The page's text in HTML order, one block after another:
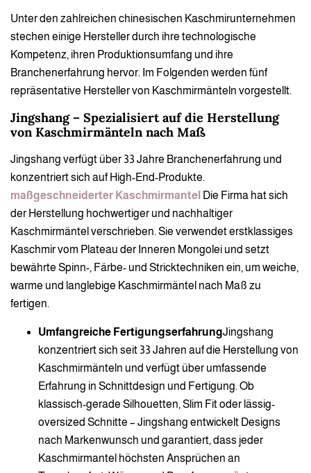
Unter den zahlreichen chinesischen Kaschmirunternehmen
stechen einige Hersteller durch ihre technologische
Kompetenz, ihren Produktionsumfang und ihre
Branchenerfahrung hervor. Im Folgenden werden fünf
repräsentative Hersteller von Kaschmirmänteln vorgestellt.
Jingshang – Spezialisiert auf die Herstellung
von Kaschmirmänteln nach Maß
Jingshang verfügt über 33 Jahre Branchenerfahrung und
konzentriert sich auf High-End-Produkte.
maßgeschneiderter Kaschmirmantel Die Firma hat sich
der Herstellung hochwertiger und nachhaltiger
Kaschmirmäntel verschrieben. Sie verwendet erstklassiges
Kaschmir vom Plateau der Inneren Mongolei und setzt
bewährte Spinn-, Färbe- und Stricktechniken ein, um weiche,
warme und langlebige Kaschmirmäntel nach Maß zu
fertigen.
Umfangreiche FertigungserfahrungJingshang
konzentriert sich seit 33 Jahren auf die Herstellung von
Kaschmirmänteln und verfügt über umfassende
Erfahrung in Schnittdesign und Fertigung. Ob
klassisch-gerade Silhouetten, Slim Fit oder lässig-
oversized Schnitte – Jingshang entwickelt Designs
nach Markenwunsch und garantiert, dass jeder
Kaschmirmantel höchsten Ansprüchen an